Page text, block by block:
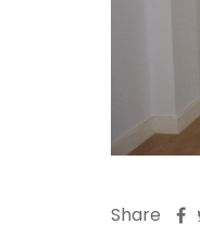
Share